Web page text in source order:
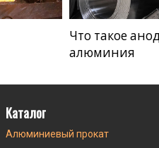
Что такое
алюминия
Каталог
Алюминиевый прокат